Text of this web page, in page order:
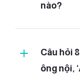
nào?
Câu hỏi
ông nội,